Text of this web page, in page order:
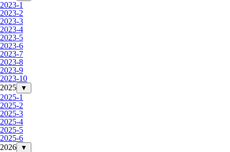
2023-1
2023-2
2023-3
2023-4
2023-5
2023-6
2023-7
2023-8
2023-9
2023-10
2025
▼
2025-1
2025-2
2025-3
2025-4
2025-5
2025-6
2026
▼